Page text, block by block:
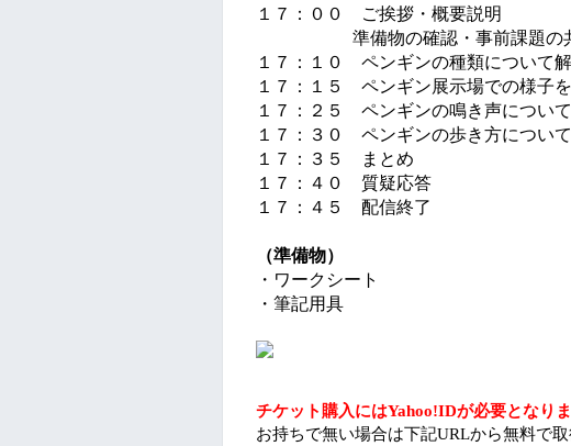
１７：００　ご挨拶・概要説明
準備物の確認・事前課題の
１７：１０　ペンギンの種類について
１７：１５　ペンギン展示場での様子
１７：２５　ペンギンの鳴き声について
１７：３０　ペンギンの歩き方について
１７：３５　まとめ
１７：４０　質疑応答
１７：４５　配信終了
（準備物）
・ワークシート
・筆記用具
チケット購入にはYahoo!IDが必要となりま
お持ちで無い場合は下記URLから無料で取